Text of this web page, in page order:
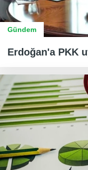
Gündem
Erdoğan'a PKK